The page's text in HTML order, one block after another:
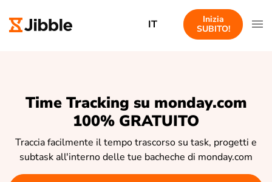
IT
Inizia
SUBITO!
Time Tracking su monday.com
100% GRATUITO
Traccia facilmente il tempo trascorso su task, progetti e
subtask all'interno delle tue bacheche di monday.com